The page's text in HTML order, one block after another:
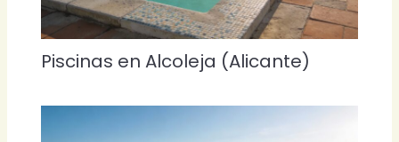
Piscinas en Alcoleja (Alicante)